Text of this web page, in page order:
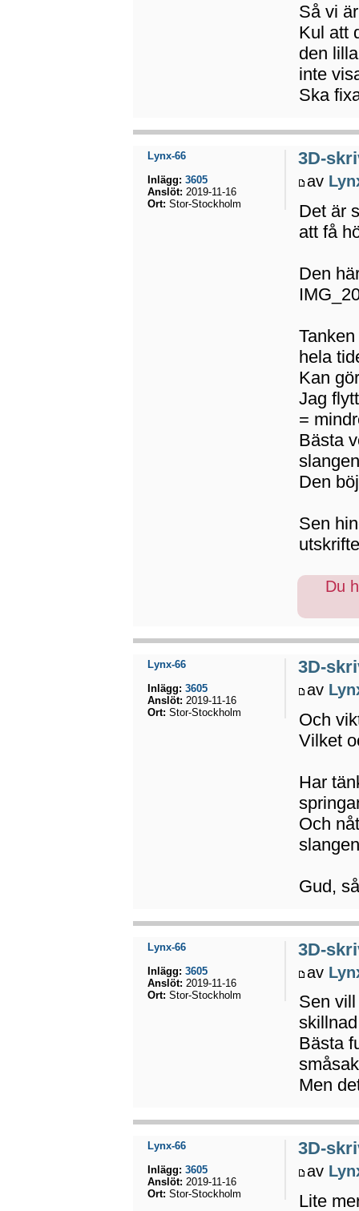
Så vi
Kul att
den
inte
Ska
3D-
av
Det är
att få
Den
hela
Kan
Jag
=
Bästa
Den
Sen
Du
Lynx-66
Inlägg: 3605
Anslöt: 2019-11-16
Ort: Stor-Stockholm
3D-
av
Och
Vilket
Har
Och
Gud,
Lynx-66
Inlägg: 3605
Anslöt: 2019-11-16
Ort: Stor-Stockholm
3D-
av
Sen
Bästa
Men
Lynx-66
Inlägg: 3605
Anslöt: 2019-11-16
Ort: Stor-Stockholm
3D-
av
Lite
Lynx-66
Inlägg: 3605
Anslöt: 2019-11-16
Ort: Stor-Stockholm